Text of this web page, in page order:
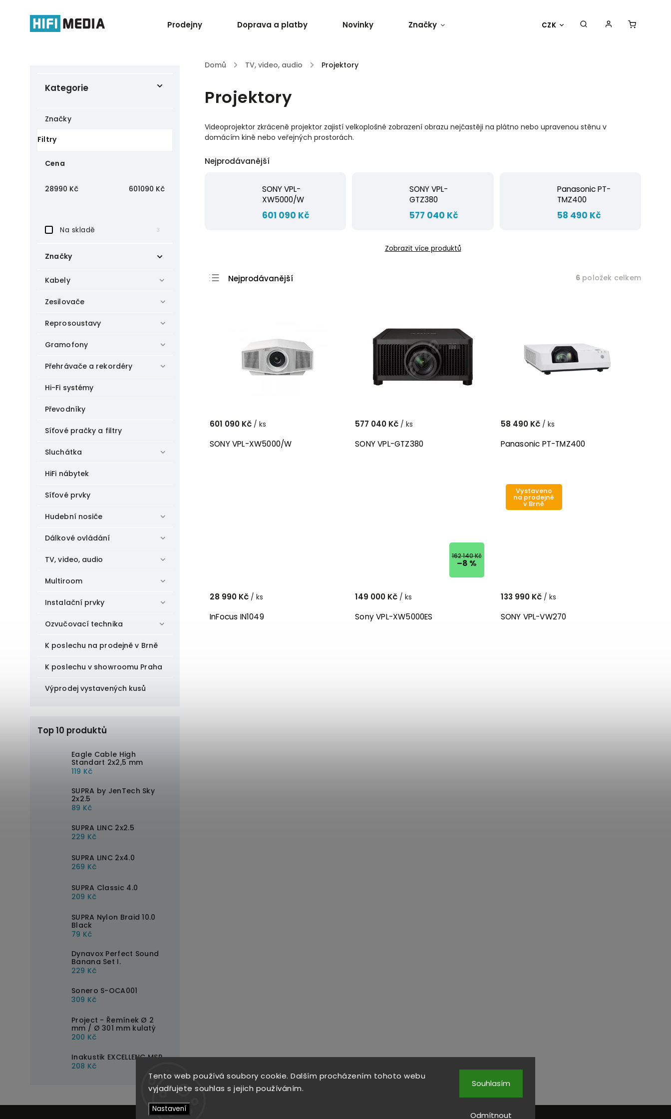
Tento web používá soubory cookie. Dalším procházením tohoto webu
vyjadřujete souhlas s jejich používáním.
Nastavení
Odmítnout
Souhlasím
CZK
Prodejny Doprava a platby Novinky Značky
Domů / TV, video, audio / Projektory
Kategorie
Filtry
Cena
28990 Kč 601090 Kč
Na skladě 3
Značky
InFocus
Panasonic
Sony
Kabely
Zesilovače
Reprosoustavy
Gramofony
Přehrávače a rekordéry
Hi-Fi systémy
Převodníky
Síťové pračky a filtry
Sluchátka
HiFi nábytek
Síťové prvky
Hudební nosiče
Dálkové ovládání
TV, video, audio
Multiroom
Instalační prvky
Ozvučovací technika
K poslechu na prodejně v Brně
K poslechu v showroomu Praha
Výprodej vystavených kusů
Značky
Top 10 produktů
Eagle Cable High
Standart 2x2,5 mm
119 Kč
SUPRA by JenTech Sky
2x2.5
89 Kč
SUPRA LINC 2x2.5
229 Kč
SUPRA LINC 2x4.0
269 Kč
SUPRA Classic 4.0
209 Kč
SUPRA Nylon Braid 10.0
Black
79 Kč
Dynavox Perfect Sound
Banana Set I.
229 Kč
Sonero S-OCA001
309 Kč
Project - Řemínek Ø 2
mm / Ø 301 mm kulatý
200 Kč
Inakustik EXCELLENC MSR
208 Kč
Projektory
Videoprojektor zkráceně projektor zajistí velkoplošné zobrazení obrazu nejčastěji na plátno nebo upravenou stěnu v
domácím kině nebo veřejných prostorách.
Nejprodávanější
SONY VPL-
XW5000/W
601 090 Kč
SONY VPL-
GTZ380
577 040 Kč
Panasonic PT-
TMZ400
58 490 Kč
Zobrazit více produktů
Nejprodávanější
6 položek celkem
SONY VPL-XW5000/W
601 090 Kč / ks
SONY VPL-GTZ380
577 040 Kč / ks
Panasonic PT-TMZ400
58 490 Kč / ks
InFocus IN1049
28 990 Kč / ks
162 140 Kč
–8 %
Sony VPL-XW5000ES
149 000 Kč / ks
Vystaveno
na prodejně
v Brně
SONY VPL-VW270
133 990 Kč / ks